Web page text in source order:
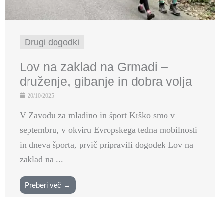
Drugi dogodki
Lov na zaklad na Grmadi –
druženje, gibanje in dobra volja
20/10/2025
V Zavodu za mladino in šport Krško smo v
septembru, v okviru Evropskega tedna mobilnosti
in dneva športa, prvič pripravili dogodek Lov na
zaklad na ...
Preberi več →